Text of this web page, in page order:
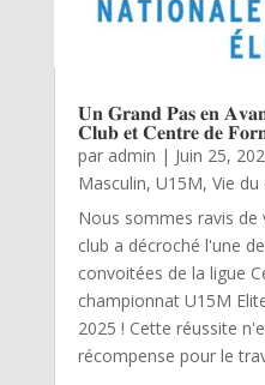
𝐔𝐧 𝐆𝐫𝐚𝐧𝐝 𝐏𝐚𝐬 𝐞𝐧
𝐂𝐥𝐮𝐛 𝐞𝐭 𝐂𝐞𝐧𝐭𝐫𝐞 𝐝𝐞
par admin | Juin 25,
Masculin, U15M, Vie du
Nous sommes ravis
club a décroché l'une
convoitées de la ligue
championnat U15M
2025 ! Cette réussite
récompense pour le